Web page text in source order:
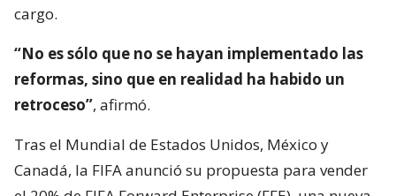
cargo.
“No es sólo que no se hayan implementado las
reformas, sino que en realidad ha habido un
retroceso”, afirmó.
Tras el Mundial de Estados Unidos, México y
Canadá, la FIFA anunció su propuesta para vender